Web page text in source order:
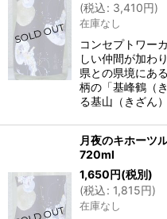
(税込: 3,410円)
在庫なし
コンセプトワー
しい仲間が加わ
県との県境にあ
柄の「基峰鶴（
る基山（きざん
月夜のキホーツ
720ml
1,650円(税別)
(税込: 1,815円)
在庫なし